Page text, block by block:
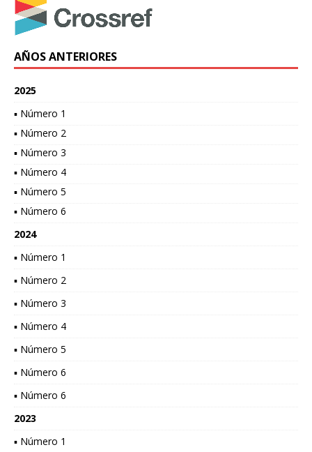
AÑOS ANTERIORES
2025
▪ Número 1
▪ Número 2
▪ Número 3
▪ Número 4
▪ Número 5
▪ Número 6
2024
▪ Número 1
▪ Número 2
▪ Número 3
▪ Número 4
▪ Número 5
▪ Número 6
▪ Número 6
2023
▪ Número 1